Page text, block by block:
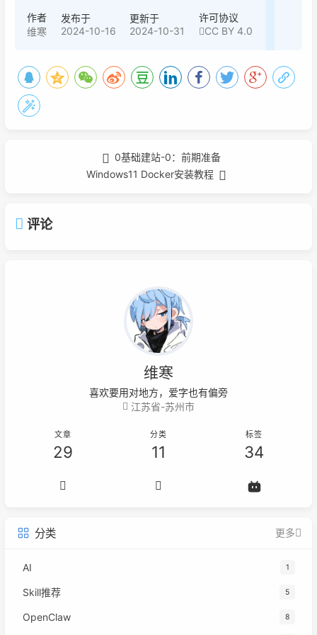
作者
维寒
发布于
2024-10-16
更新于
2024-10-31
许可协议
CC BY 4.0
0基础建站-0：前期准备
Windows11 Docker安装教程
评论
维寒
喜欢要用对地方，爱字也有偏旁
江苏省-苏州市
文章
29
分类
11
标签
34
分类 更多
AI 1
Skill推荐 5
OpenClaw 8